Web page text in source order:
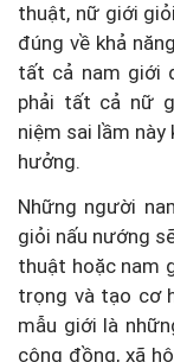
thuật, nữ giới
đúng về khả
tất cả nam giới
phải tất cả nữ
niệm sai lầm này
hưởng.
Những người
giỏi nấu nướng
thuật hoặc nam
trọng và tạo cơ
mẫu giới là
cộng đồng, xã